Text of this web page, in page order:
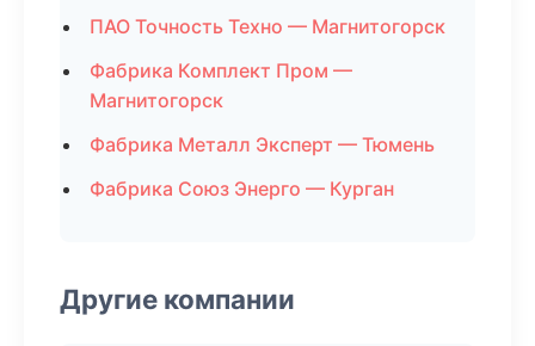
ПАО Точность Техно — Магнитогорск
Фабрика Комплект Пром —
Магнитогорск
Фабрика Металл Эксперт — Тюмень
Фабрика Союз Энерго — Курган
Другие компании